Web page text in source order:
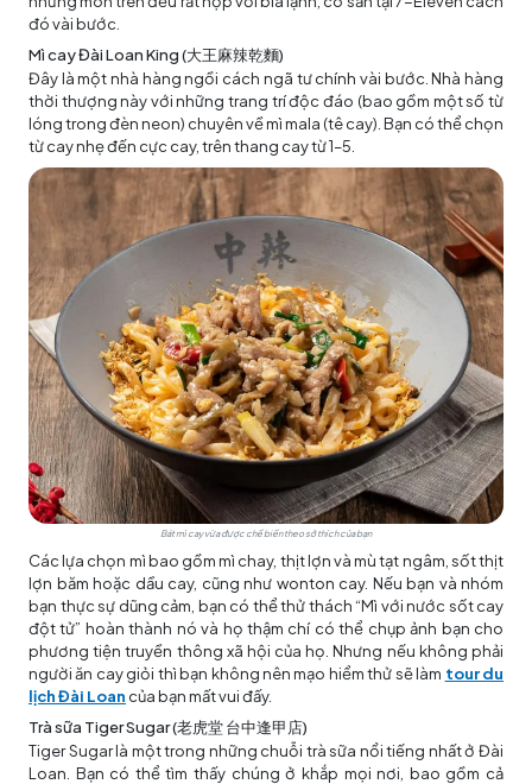
đó vài bước.
Mì cay Đài Loan King (大王麻辣乾麵)
Đây là một nhà hàng ngồi cách ngã tư chính vài bước. Nhà hàng
thời thượng này với những trang trí độc đáo (bao gồm một số từ
lóng trong đèn neon) chuyên về mì mala (tê cay). Bạn có thể chọn
từ cay nhẹ đến cực cay, trên thang cay từ 1–5.
Bát mì cay vừa được chế biến theo sở thích của bạn
Các lựa chọn mì bao gồm mì chay, thịt lợn và mù tạt ngâm, sốt thịt
lợn băm hoặc dầu cay, cũng như wonton cay. Nếu bạn và nhóm
bạn thực sự dũng cảm, bạn có thể thử thách “Mì với nước sốt cay
đột tử” hoàn thành nó và họ thậm chí có thể chụp ảnh bạn cho
phương tiện truyền thông xã hội của họ. Nhưng nếu không phải
người ăn cay giỏi thì bạn không nên mạo hiểm thử sẽ làm tour du
lịch Đài Loan của bạn mất vui đấy.
Trà sữa Tiger Sugar (老虎堂 台中逢甲店)
Tiger Sugar là một trong những chuỗi trà sữa nổi tiếng nhất ở Đài
Loan. Bạn có thể tìm thấy chúng ở khắp mọi nơi, bao gồm cả